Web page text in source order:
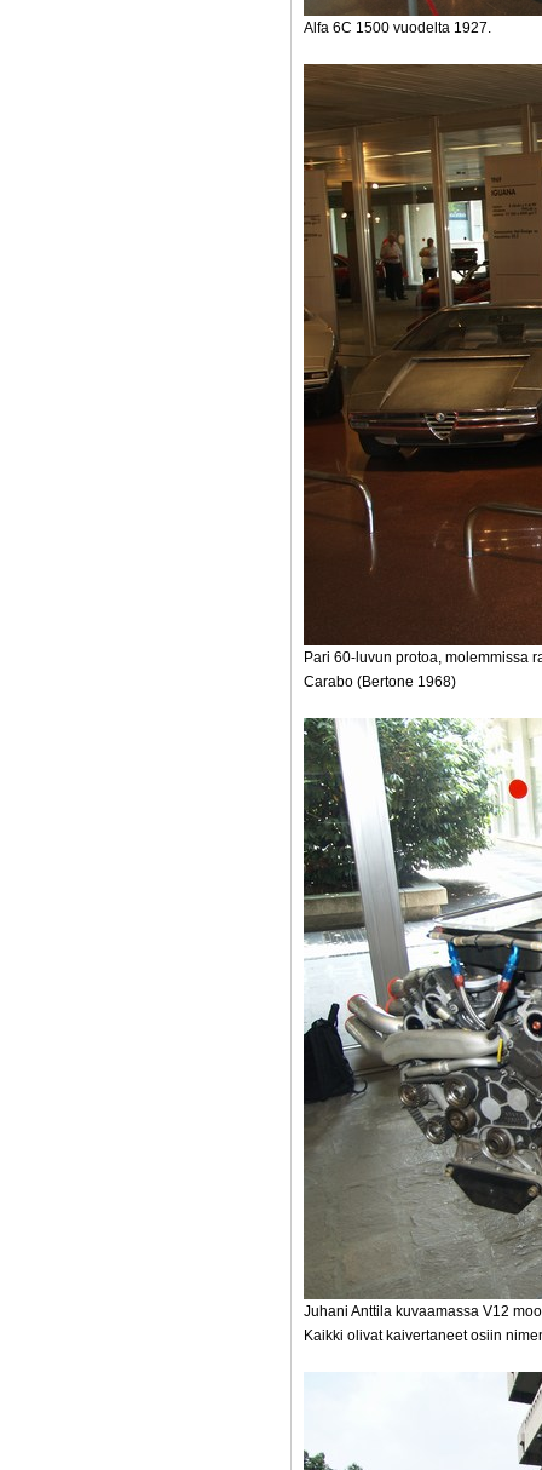
Alfa 6C 1500 vuodelta 1927.
Pari 60-luvun protoa, molemmissa
Carabo (Bertone 1968)
Juhani Anttila kuvaamassa V12
Kaikki olivat kaivertaneet osiin